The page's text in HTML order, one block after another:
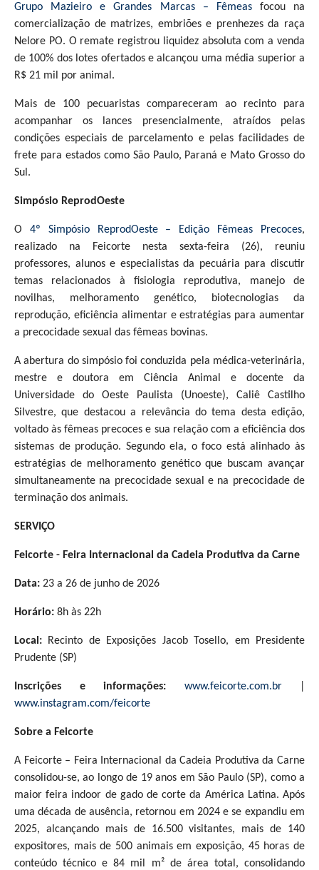
Grupo Mazieiro e Grandes Marcas – Fêmeasfocou na
comercialização de matrizes, embriões e prenhezes da raça
Nelore PO. O remate registrou liquidez absoluta com a venda
de 100% dos lotes ofertados e alcançou uma média superior a
R$ 21 mil por animal.
Mais de 100 pecuaristas compareceram ao recinto para
acompanhar os lances presencialmente, atraídos pelas
condições especiais de parcelamento e pelas facilidades de
frete para estados como São Paulo, Paraná e Mato Grosso do
Sul.
Simpósio ReprodOeste
O 4º Simpósio ReprodOeste – Edição Fêmeas Precoces,
realizado na Feicorte nesta sexta-feira (26), reuniu
professores, alunos e especialistas da pecuária para discutir
temas relacionados à fisiologia reprodutiva, manejo de
novilhas, melhoramento genético, biotecnologias da
reprodução, eficiência alimentar e estratégias para aumentar
a precocidade sexual das fêmeas bovinas.
A abertura do simpósio foi conduzida pela médica-veterinária,
mestre e doutora em Ciência Animal e docente da
Universidade do Oeste Paulista (Unoeste), Caliê Castilho
Silvestre, que destacou a relevância do tema desta edição,
voltado às fêmeas precoces e sua relação com a eficiência dos
sistemas de produção. Segundo ela, o foco está alinhado às
estratégias de melhoramento genético que buscam avançar
simultaneamente na precocidade sexual e na precocidade de
terminação dos animais.
SERVIÇO
Feicorte - Feira Internacional da Cadeia Produtiva da Carne
Data: 23 a 26 de junho de 2026
Horário: 8h às 22h
Local: Recinto de Exposições Jacob Tosello, em Presidente
Prudente (SP)
Inscrições e informações: www.feicorte.com.br|
www.instagram.com/feicorte
Sobre a Feicorte
A Feicorte – Feira Internacional da Cadeia Produtiva da Carne
consolidou-se, ao longo de 19 anos em São Paulo (SP), como a
maior feira indoor de gado de corte da América Latina. Após
uma década de ausência, retornou em 2024 e se expandiu em
2025, alcançando mais de 16.500 visitantes, mais de 140
expositores, mais de 500 animais em exposição, 45 horas de
conteúdo técnico e 84 mil m² de área total, consolidando